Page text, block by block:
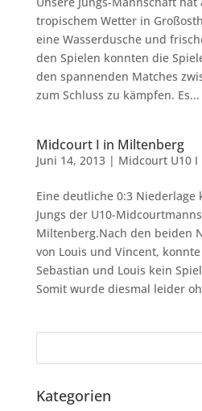
tropischem Wetter in
eine Wasserdusche und
den Spielen konnten die
den spannenden Matches
zum Schluss zu kämpfen. Es...
Midcourt I in Miltenberg
Juni 14, 2013| Midcourt U10 I
Eine deutliche 0:3 Niederlage
Jungs der U10-
Miltenberg.Nach den beiden
von Louis und Vincent,
Sebastian und Louis kein
Somit wurde diesmal leider
Kategorien